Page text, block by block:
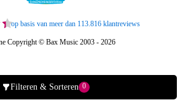
Filteren & Sorteren 0
op basis van meer dan 113.816 klantreviews
Copyright © Bax Music 2003 - 2026